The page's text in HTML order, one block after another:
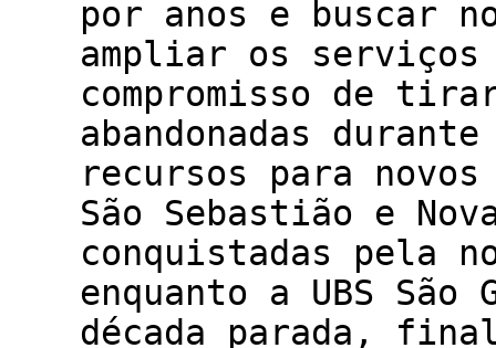
por anos e buscar
ampliar os serviços
compromisso de
abandonadas
recursos para
São Sebastião e
conquistadas pela
enquanto a UBS
década parada,